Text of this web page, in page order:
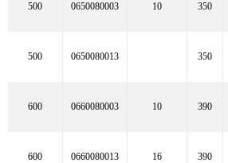
500 0650080003 10 350
500 0650080013 350
600 0660080003 10 390
600 0660080013 16 390